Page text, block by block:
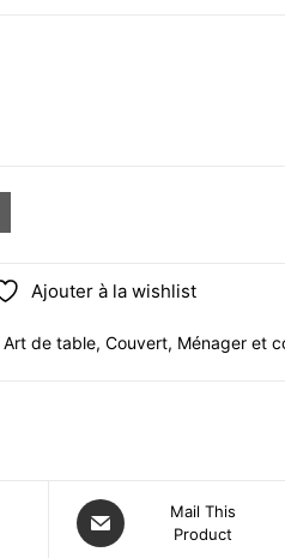
couverts en inox HAVANE
Ajouter à la wishlist
Art de table, Couvert, Ménager et
Mail This
Product